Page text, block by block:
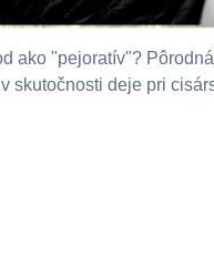
ako "pejoratív"?
skutočnosti deje pri